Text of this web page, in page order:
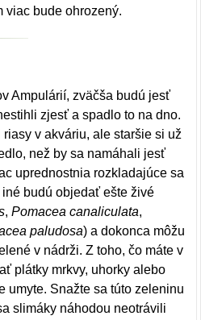
viac bude ohrozený.
Ampulárií, zväčša budú jesť
zjesť a spadlo to na dno.
v akváriu, ale staršie si už
než by sa namáhali jesť
uprednostnia rozkladajúce sa
iné budú objedať ešte živé
,Pomacea canaliculata,
paludosa) a dokonca môžu
v nádrži. Z toho, čo máte v
plátky mrkvy, uhorky alebo
umyte. Snažte sa túto zeleninu
slimáky náhodou neotrávili